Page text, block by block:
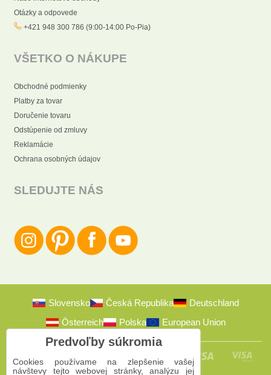
Otázky a odpovede
+421 948 300 786 (9:00-14:00 Po-Pia)
VŠETKO O NÁKUPE
Obchodné podmienky
Platby za tovar
Doručenie tovaru
Odstúpenie od zmluvy
Reklamácie
Ochrana osobných údajov
SLEDUJTE NÁS
Slovensko Česká Republika
Deutschland
Österreich
Polska European Union
Predvoľby súkromia
Cookies používame na zlepšenie vašej
návštevy tejto webovej stránky, analýzu jej